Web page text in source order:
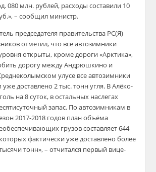
080 млн. рублей, расходы составили 10
– сообщил министр.
председателя правительства РС(Я)
отметил, что все автозимники
открыты, кроме дороги «Арктика»,
дорогу между Андрюшкино и
улусе все автозимники
доставлено 2 тыс. тонн угля. В Алёко-
на 8 суток, в остальных наслегах
запас. По автозимникам в
2017-2018 годов план объёма
грузов составляет 644
фактически уже доставлено более
тонн», – отчитался первый вице-